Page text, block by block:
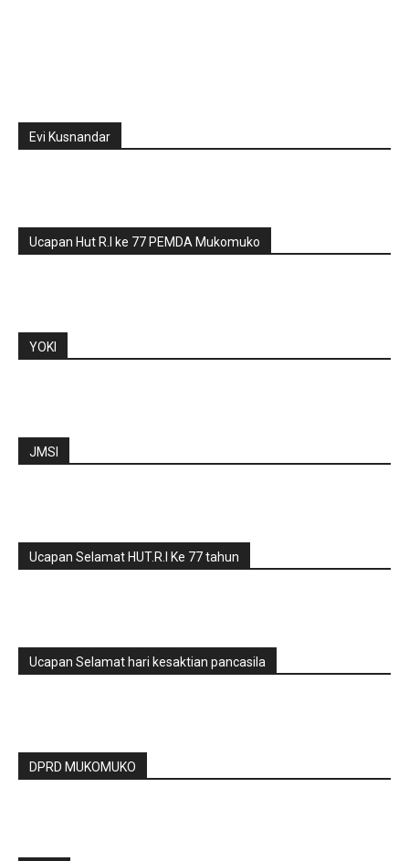
Evi Kusnandar
Ucapan Hut R.I ke 77 PEMDA Mukomuko
YOKI
JMSI
Ucapan Selamat HUT.R.I Ke 77 tahun
Ucapan Selamat hari kesaktian pancasila
DPRD MUKOMUKO